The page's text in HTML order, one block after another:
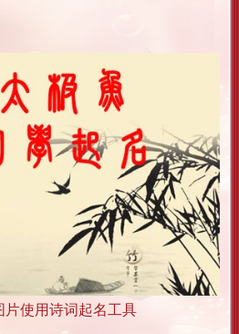
片使用诗词起名工具